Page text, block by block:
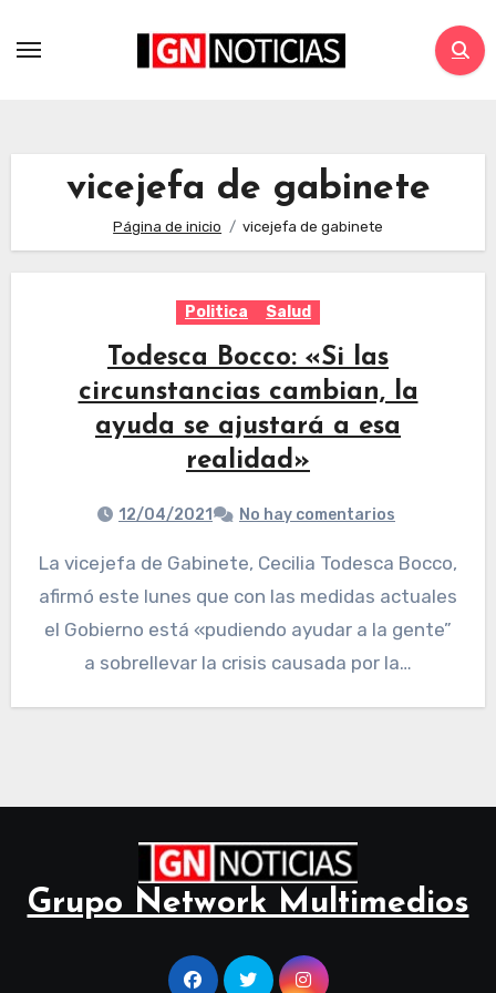
vicejefa de gabinete
Página de inicio vicejefa de gabinete
Politica Salud
Todesca Bocco: «Si las
circunstancias cambian, la
ayuda se ajustará a esa
realidad»
12/04/2021 No hay comentarios
La vicejefa de Gabinete, Cecilia Todesca Bocco,
afirmó este lunes que con las medidas actuales
el Gobierno está «pudiendo ayudar a la gente”
a sobrellevar la crisis causada por la…
Grupo Network Multimedios